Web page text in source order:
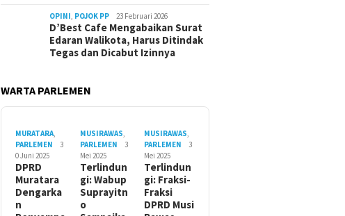
OPINI, POJOK PP 23 Februari 2026
D’Best Cafe Mengabaikan Surat
Edaran Walikota, Harus Ditindak
Tegas dan Dicabut Izinnya
WARTA PARLEMEN
MURATARA,
PARLEMEN
3
0 Juni 2025
DPRD
Muratara
Dengarka
n
MUSIRAWAS,
PARLEMEN
3
Mei 2025
Terlindun
gi: Wabup
Suprayitn
o
MUSIRAWAS,
PARLEMEN
3
Mei 2025
Terlindun
gi: Fraksi-
Fraksi
DPRD Musi